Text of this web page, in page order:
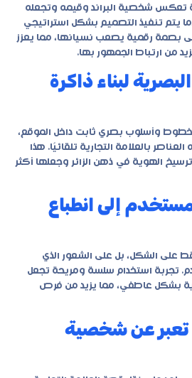
تعكس شخصية البراند وقيمه وتجعله
يتم تنفيذ التصميم بشكل استراتيجي
بصمة رقمية يصعب نسيانها، مما يعزز
من ارتباط الجمهور بها.
لبناء ذاكرة
وأسلوب بصري ثابت داخل الموقع،
بالعلامة التجارية تلقائيًا. هذا
الهوية في ذهن الزائر وجعلها أكثر
إلى انطباع
على الشكل، بل على الشعور الذي
تجربة استخدام سلسة ومريحة تجعل
بشكل عاطفي، مما يزيد من فرص
تعبر عن شخصية